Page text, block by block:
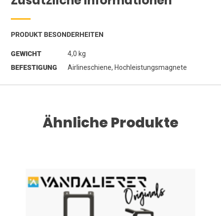
PRODUKT BESONDERHEITEN
GEWICHT
4,0 kg
BEFESTIGUNG
Airlineschiene, Hochleistungsmagnete
Ähnliche Produkte